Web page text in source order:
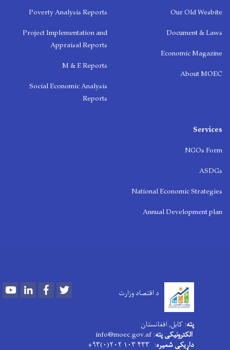
Our Old Wesbite
Document & Laws
Economic Magazine
About MOEC
Poverty Analysis Reports
Project Implementation and
Appraisal Reports
M & E Reports
Social Economic Analysis
Reports
Services
NGOs Form
ASDGs
National Economic Strategies
Annual Development plan
د اقتصاد وزارت YoutubeLinkedInFacebook
پته: کابل, افغانستان
الکترونیکی پته: info@moec.gov.af
داړیکی شمیره: ۴۳۳ ۱۰۳ ۲۰۲(۰)۹۳+